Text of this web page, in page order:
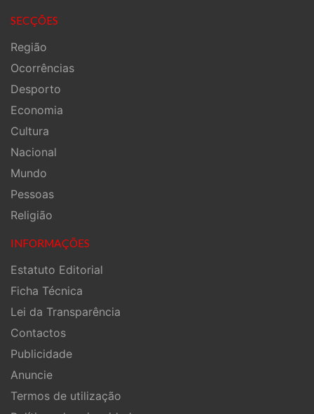
SECÇÕES
Região
Ocorrências
Desporto
Economia
Cultura
Nacional
Mundo
Pessoas
Religião
INFORMAÇÕES
Estatuto Editorial
Ficha Técnica
Lei da Transparência
Contactos
Publicidade
Anuncie
Termos de utilização